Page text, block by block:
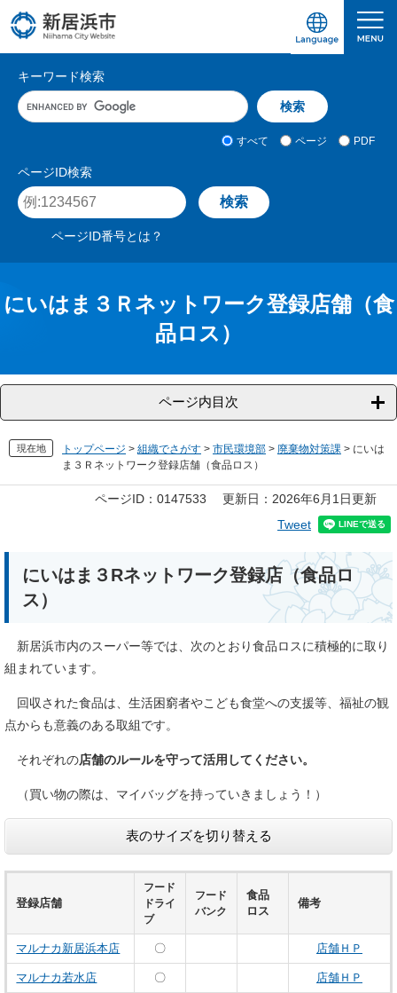
ー
ニ
愛媛県新居浜市ホームページ｜四国屈指の臨海
キーワード検索
キ
ー
ド
力
すべて ページ PDF
ページID検索
ペ
ー
D
入
力
ページID番号とは？
にいはま３Ｒネットワーク登録店舗（食
品ロス）
ページ内目次
現在地 トップページ > 組織でさがす > 市民環境部 > 廃棄物対策課 > にいは
ま３Ｒネットワーク登録店舗（食品ロス）
ページID：0147533
更新日：2026年6月1日更新
Tweet
にいはま３Rネットワーク登録店（食品ロ
ス）
新居浜市内のスーパー等では、次のとおり食品ロスに積極的に取り
組まれています。
回収された食品は、生活困窮者やこども食堂への支援等、福祉の観
点からも意義のある取組です。
それぞれの店舗のルールを守って活用してください。
（買い物の際は、マイバッグを持っていきましょう！）
表のサイズを切り替える
登録店舗
フード
ドライ
ブ
フード
バンク
食品
ロス
備考
マルナカ新居浜本店 〇 店舗ＨＰ
マルナカ若水店 〇 店舗ＨＰ